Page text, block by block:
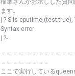
ます。
| ?-S is cputime,(test;true),
Syntax error
| ?-
＝＝＝＝＝＝＝＝＝＝＝
＝＝＝＝＝＝＝＝
ここで実行している